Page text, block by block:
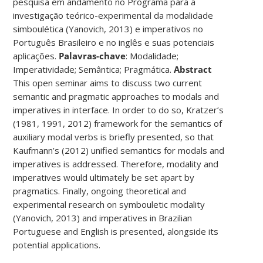
investigação teórico-experimental da modalidade
simboulética (Yanovich, 2013) e imperativos no
Português Brasileiro e no inglês e suas potenciais
aplicações. Palavras-chave: Modalidade;
Imperatividade; Semântica; Pragmática.Abstract
This open seminar aims to discuss two current
semantic and pragmatic approaches to modals and
imperatives in interface. In order to do so, Kratzer’s
(1981, 1991, 2012) framework for the semantics of
auxiliary modal verbs is briefly presented, so that
Kaufmann’s (2012) unified semantics for modals and
imperatives is addressed. Therefore, modality and
imperatives would ultimately be set apart by
pragmatics. Finally, ongoing theoretical and
experimental research on symbouletic modality
(Yanovich, 2013) and imperatives in Brazilian
Portuguese and English is presented, alongside its
potential applications.